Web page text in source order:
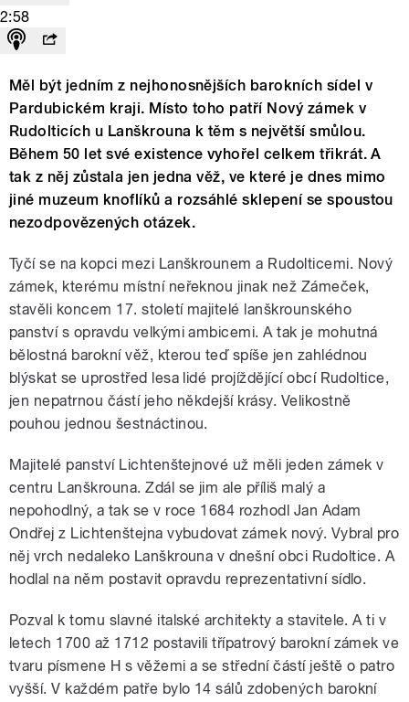
2:58
Měl být jedním z nejhonosnějších barokních sídel v
Pardubickém kraji. Místo toho patří Nový zámek v
Rudolticích u Lanškrouna k těm s největší smůlou.
Během 50 let své existence vyhořel celkem třikrát. A
tak z něj zůstala jen jedna věž, ve které je dnes mimo
jiné muzeum knoflíků a rozsáhlé sklepení se spoustou
nezodpovězených otázek.
Tyčí se na kopci mezi Lanškrounem a Rudolticemi. Nový
zámek, kterému místní neřeknou jinak než Zámeček,
stavěli koncem 17. století majitelé lanškrounského
panství s opravdu velkými ambicemi. A tak je mohutná
bělostná barokní věž, kterou teď spíše jen zahlédnou
blýskat se uprostřed lesa lidé projíždějící obcí Rudoltice,
jen nepatrnou částí jeho někdejší krásy. Velikostně
pouhou jednou šestnáctinou.
Majitelé panství Lichtenštejnové už měli jeden zámek v
centru Lanškrouna. Zdál se jim ale příliš malý a
nepohodlný, a tak se v roce 1684 rozhodl Jan Adam
Ondřej z Lichtenštejna vybudovat zámek nový. Vybral pro
něj vrch nedaleko Lanškrouna v dnešní obci Rudoltice. A
hodlal na něm postavit opravdu reprezentativní sídlo.
Pozval k tomu slavné italské architekty a stavitele. A ti v
letech 1700 až 1712 postavili třípatrový barokní zámek ve
tvaru písmene H s věžemi a se střední částí ještě o patro
vyšší. V každém patře bylo 14 sálů zdobených barokní